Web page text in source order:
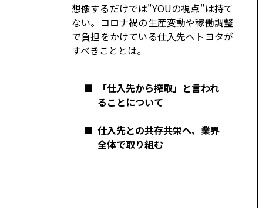
コーポレート
トヨタグループ モノづくり
日本自動車工業会（自工会）
想像するだけでは"YOUの視点"は持て
ない。コロナ禍の生産変動や稼働調整
で負担をかけている仕入先へトヨタが
すべきこととは。
■
「仕入先から搾取」と言われ
ることについて
■ 仕入先との共存共栄へ、業界
全体で取り組む